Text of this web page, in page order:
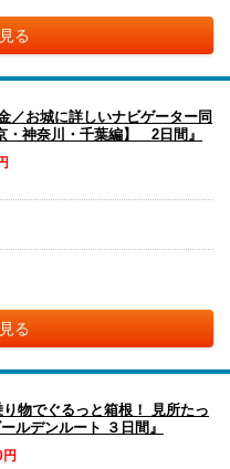
る
／お城に詳しいナビゲーター同
神奈川・千葉編】 2日間』
る
物でぐるっと箱根！ 見所たっ
ルデンルート ３日間』